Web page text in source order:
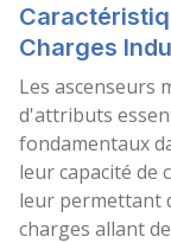
Charges
Les ascenseurs
d'attributs
fondamentaux
leur capacité de
leur permettant
charges allant